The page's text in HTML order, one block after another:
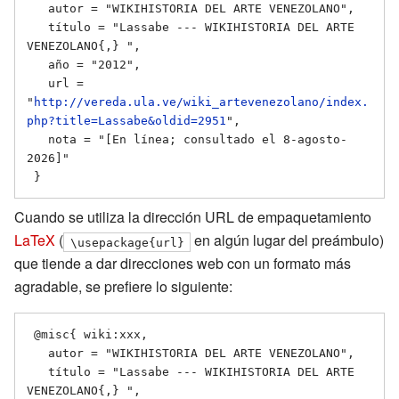
VENEZOLANO{,} ",
" http://vereda.ula.ve/wiki_artevenezolano/index.
php?title=Lassabe&oldid=2951 ",
2026]"
Cuando se utiliza la dirección URL de empaquetamiento
LaTeX ( \usepackage{url}
en algún lugar del preámbulo)
que tiende a dar direcciones web con un formato más
agradable, se prefiere lo siguiente:
VENEZOLANO{,} ",